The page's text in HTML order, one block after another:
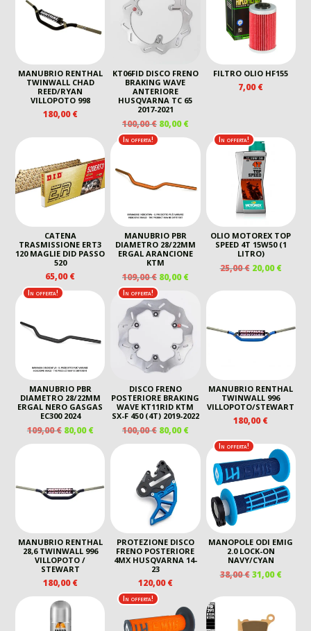
MANUBRIO RENTHAL
TWINWALL CHAD
REED/RYAN
VILLOPOTO 998
180,00€
KT06FID DISCO FRENO
BRAKING WAVE
ANTERIORE
HUSQVARNA TC 65
2017-2021
100,00€ IL
PREZZO
ORIGINALE
80,00€IL
PREZZO
ATTUALE
FILTRO OLIO HF155
7,00€
CATENA
TRASMISSIONE ERT3
120 MAGLIE DID PASSO
520
65,00€
In offerta!
MANUBRIO PBR
DIAMETRO 28/22MM
ERGAL ARANCIONE
KTM
109,00€ IL
PREZZO
ORIGINALE
ERA:
109,00 €.
80,00€IL
PREZZO
ATTUALE
80,00 €.
In offerta!
OLIO MOTOREX TOP
SPEED 4T 15W50 (1
LITRO)
25,00€ IL
ORIGINALE
20,00€IL
In offerta!
MANUBRIO PBR
DIAMETRO 28/22MM
ERGAL NERO GASGAS
EC300 2024
109,00€ IL
PREZZO
ORIGINALE
80,00€IL
PREZZO
ATTUALE
In offerta!
DISCO FRENO
POSTERIORE BRAKING
WAVE KT11RID KTM
SX-F 450 (4T) 2019-2022
100,00€ IL
PREZZO
ORIGINALE
ERA:
100,00 €.
80,00€IL
PREZZO
ATTUALE
80,00 €.
MANUBRIO RENTHAL
TWINWALL 996
VILLOPOTO/STEWART
180,00€
MANUBRIO RENTHAL
28,6 TWINWALL 996
VILLOPOTO /
STEWART
180,00€
PROTEZIONE DISCO
FRENO POSTERIORE
4MX HUSQVARNA 14-
23
120,00€
In offerta!
MANOPOLE ODI EMIG
2.0 LOCK-ON
NAVY/CYAN
38,00€ IL
ORIGINALE
38,00 €.
31,00€IL
In offerta!